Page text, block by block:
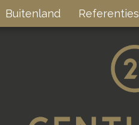
Buitenland Referenties